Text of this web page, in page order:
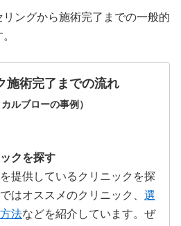
ングから施術完了までの一般的
施術完了までの流れ
カルブローの事例）
クを探す
提供しているクリニックを探
はオススメのクリニック、 選
法などを紹介しています。ぜ